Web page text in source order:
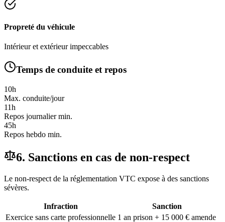
Propreté du véhicule
Intérieur et extérieur impeccables
Temps de conduite et repos
10h
Max. conduite/jour
11h
Repos journalier min.
45h
Repos hebdo min.
6. Sanctions en cas de non-respect
Le non-respect de la réglementation VTC expose à des sanctions
sévères.
Infraction
Sanction
Exercice sans carte professionnelle 1 an prison + 15 000 € amende